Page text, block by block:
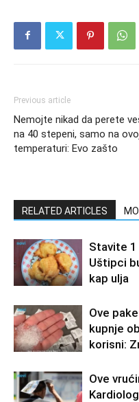
Previous article
Nemojte nikad da perete
na 40 stepeni, samo na
temperaturi: Evo zašto
RELATED ARTICLES
Stavite 1
Uštipci
kap ulja
Ove
kupnje
korisni:
Ove